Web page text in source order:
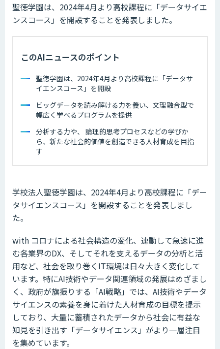
聖徳学園は、2024年4月より高校課程に「データサイエ
ンスコース」を開設することを発表しました。
このAIニュースのポイント
聖徳学園は、2024年4月より高校課程に「データサ
イエンスコース」を開設
ビッグデータを読み解ける力を養い、文理融合型で
幅広く学べるプログラムを提供
分析する力や、 論理的思考プロセスなどの学びか
ら、新たな社会的価値を創造できる人材育成を目指
す
学校法人聖徳学園は、2024年4月より高校課程に「デー
タサイエンスコース」を開設することを発表しまし
た。
with コロナによる社会構造の変化、連動して急速に進
む各業界のDX、そしてそれを支えるデータの分析と活
用など、社会を取り巻くIT環境は日々大きく変化して
います。特にAI技術やデータ関連領域の発展はめざまし
く、政府が旗振りする「AI戦略」では、AI技術やデータ
サイエンスの素養を身に着けた人材育成の目標を提示
しており、大量に蓄積されたデータから社会に有益な
知見を引き出す「データサイエンス」がより一層注目
を集めています。